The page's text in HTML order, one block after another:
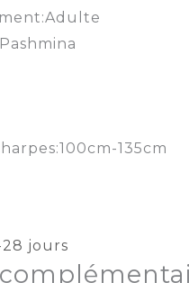
Adulte
Pashmina
100cm-135cm
28 jours